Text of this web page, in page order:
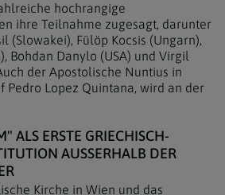
hochrangige
ihre Teilnahme zugesagt, darunter
(Slowakei), Fülöp Kocsis (Ungarn),
Bohdan Danylo (USA) und Virgil
der Apostolische Nuntius in
Pedro Lopez Quintana, wird an der
ALS ERSTE GRIECHISCH-
AUSSERHALB DER U
Kirche in Wien und das